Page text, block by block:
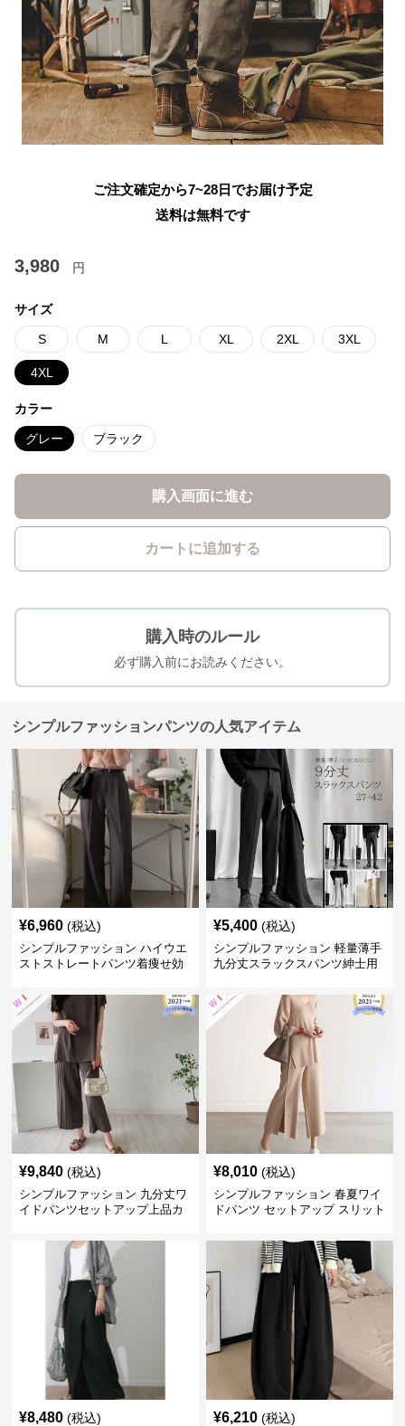
ご注文確定から7~28日でお届け予定
送料は無料です
3,980 円
サイズ
S M L XL 2XL 3XL
4XL
カラー
グレー ブラック
購入画面に進む
カートに追加する
購入時のルール
必ず購入前にお読みください。
シンプルファッションパンツの人気アイテム
¥6,960 (税込)
シンプルファッション ハイウエ
ストストレートパンツ着痩せ効
¥5,400 (税込)
シンプルファッション 軽量薄手
九分丈スラックスパンツ紳士用
¥9,840 (税込)
シンプルファッション 九分丈ワ
イドパンツセットアップ上品カ
¥8,010 (税込)
シンプルファッション 春夏ワイ
ドパンツ セットアップ スリット
¥8,480 (税込) ¥6,210 (税込)